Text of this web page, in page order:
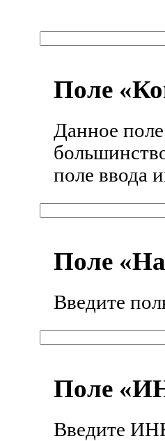
Поле
Данное
поле ввода
Поле
Введите
Поле
Введите